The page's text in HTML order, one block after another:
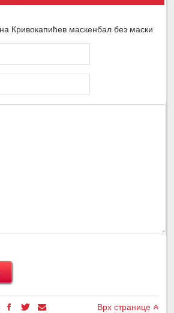
Кривокапићев маскенбал без маски
Врх странице